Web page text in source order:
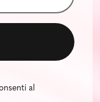
al